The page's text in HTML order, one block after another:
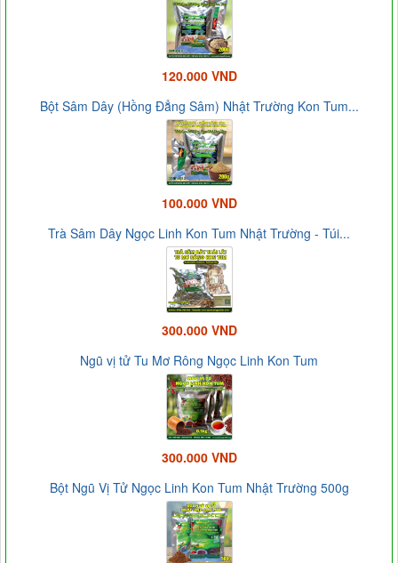
120.000 VND
Bột Sâm Dây (Hồng Đẳng Sâm) Nhật Trường Kon Tum...
100.000 VND
Trà Sâm Dây Ngọc Linh Kon Tum Nhật Trường - Túi...
300.000 VND
Ngũ vị tử Tu Mơ Rông Ngọc Linh Kon Tum
300.000 VND
Bột Ngũ Vị Tử Ngọc Linh Kon Tum Nhật Trường 500g